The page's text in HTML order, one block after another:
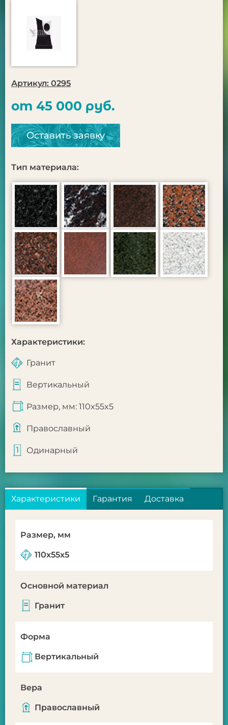
Артикул: 0295
от 45 000 руб.
Оставить заявку
Тип материала:
Характеристики:
Гранит
Вертикальный
Размер, мм: 110x55x5
Православный
Одинарный
Характеристики Гарантия Доставка
Размер, мм
110x55x5
Основной материал
Гранит
Форма
Вертикальный
Вера
Православный